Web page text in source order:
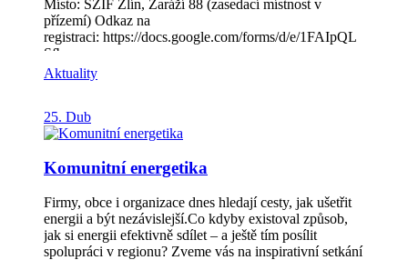
Místo: SZIF Zlín, Zaráží 88 (zasedací místnost v
přízemí) Odkaz na
registraci: https://docs.google.com/forms/d/e/1FAIpQL
Sfb-
v2F7BRWX9KfAHOGD_Ku5M3uoZXywAn3MC0
Y21S08Qf5Gg/viewform Cílovou skupinou jsou: obce,
životního prostředí.
Aktuality
25. Dub
Komunitní energetika
Firmy, obce i organizace dnes hledají cesty, jak ušetřit
energii a být nezávislejší.Co kdyby existoval způsob,
jak si energii efektivně sdílet – a ještě tím posílit
spolupráci v regionu? Zveme vás na inspirativní setkání